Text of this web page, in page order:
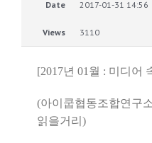
Date 2017-01-31 14:56
Views 3110
[2017년 01월 : 미디어
(아이쿱협동조합연구
읽을거리)